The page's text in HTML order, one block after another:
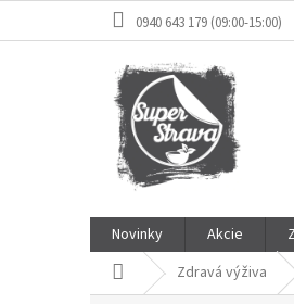
0940 643 179 (09:00-15:00)
Novinky Akcie
Domov Zdravá výživa